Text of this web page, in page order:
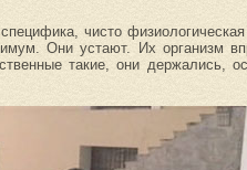
чисто
Они устают. Их организм
такие, они держались,